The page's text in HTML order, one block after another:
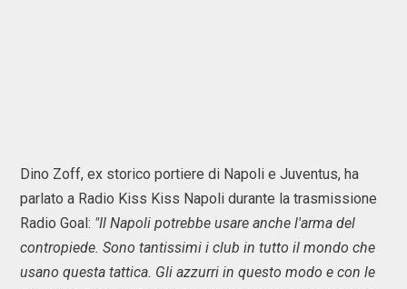
Dino Zoff, ex storico portiere di Napoli e Juventus, ha
parlato a Radio Kiss Kiss Napoli durante la trasmissione
Radio Goal: "Il Napoli potrebbe usare anche l'arma del
contropiede. Sono tantissimi i club in tutto il mondo che
usano questa tattica. Gli azzurri in questo modo e con le